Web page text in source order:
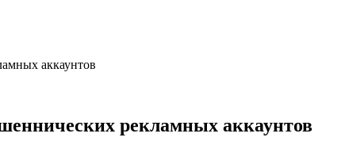
аккаунтов
рекламных аккаунтов